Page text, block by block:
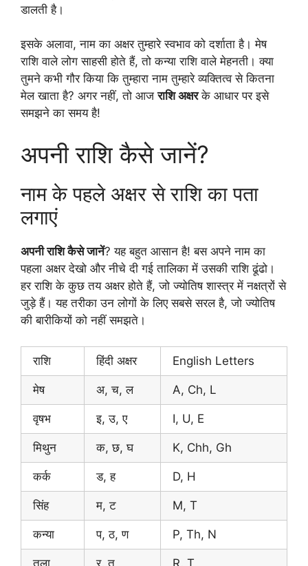
डालती है।
इसके अलावा, नाम का अक्षर तुम्हारे स्वभाव को दर्शाता है। मेष
राशि वाले लोग साहसी होते हैं, तो कन्या राशि वाले मेहनती। क्या
तुमने कभी गौर किया कि तुम्हारा नाम तुम्हारे व्यक्तित्व से कितना
मेल खाता है? अगर नहीं, तो आजराशि अक्षरके आधार पर इसे
समझने का समय है!
अपनी राशि कैसे जानें?
नाम के पहले अक्षर से राशि का पता
लगाएं
अपनी राशि कैसे जानें? यह बहुत आसान है! बस अपने नाम का
पहला अक्षर देखो और नीचे दी गई तालिका में उसकी राशि ढूंढो।
हर राशि के कुछ तय अक्षर होते हैं, जो ज्योतिष शास्त्र में नक्षत्रों से
जुड़े हैं। यह तरीका उन लोगों के लिए सबसे सरल है, जो ज्योतिष
की बारीकियों को नहीं समझते।
राशि हिंदी अक्षर English Letters
मेष अ, च, ल A, Ch, L
वृषभ इ, उ, ए I, U, E
मिथुन क, छ, घ K, Chh, Gh
कर्क ड, ह D, H
सिंह म, ट M, T
कन्या प, ठ, ण P, Th, N